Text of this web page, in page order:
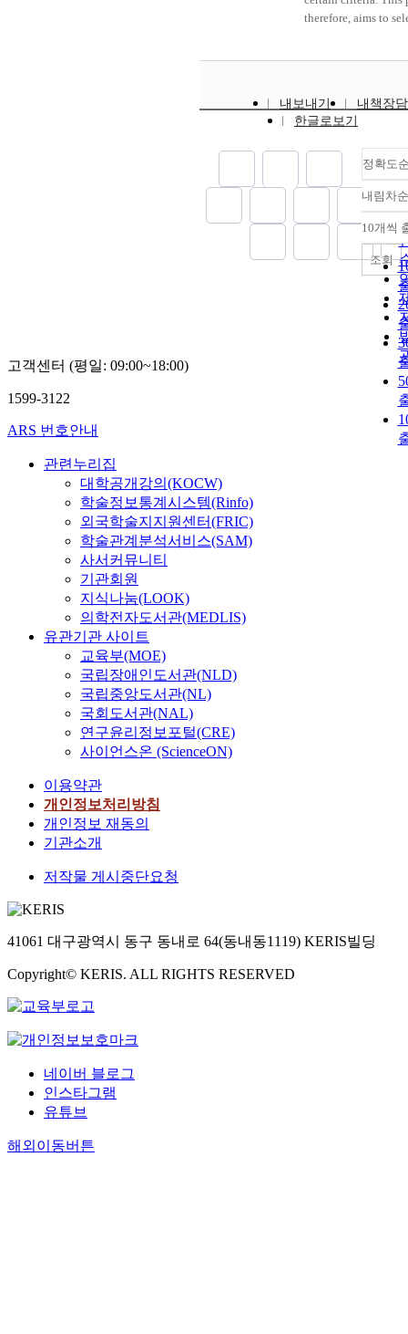
therefore, aims to
also aim to establish
characteristics and
of them in designing
내보내기
내책장
한글로보기
정확도
내림차순
10개씩
조회
고객센터 (평일: 09:00~18:00)
1599-3122
ARS 번호안내
관련누리집
대학공개강의(KOCW)
학술정보통계시스템(Rinfo)
외국학술지지원센터(FRIC)
학술관계분석서비스(SAM)
사서커뮤니티
기관회원
지식나눔(LOOK)
의학전자도서관(MEDLIS)
유관기관 사이트
교육부(MOE)
국립장애인도서관(NLD)
국립중앙도서관(NL)
국회도서관(NAL)
연구윤리정보포털(CRE)
사이언스온 (ScienceON)
이용약관
개인정보처리방침
개인정보 재동의
기관소개
저작물 게시중단요청
41061 대구광역시 동구 동내로 64(동내동1119) KERIS빌딩
Copyright© KERIS. ALL RIGHTS RESERVED
네이버 블로그
인스타그램
유튜브
해외이동버튼